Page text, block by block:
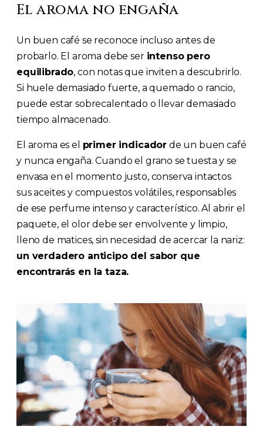
El aroma no engaña
Un buen café se reconoce incluso antes de
probarlo. El aroma debe ser intenso pero
equilibrado, con notas que inviten a descubrirlo.
Si huele demasiado fuerte, a quemado o rancio,
puede estar sobrecalentado o llevar demasiado
tiempo almacenado.
El aroma es el primer indicador de un buen café
y nunca engaña. Cuando el grano se tuesta y se
envasa en el momento justo, conserva intactos
sus aceites y compuestos volátiles, responsables
de ese perfume intenso y característico. Al abrir el
paquete, el olor debe ser envolvente y limpio,
lleno de matices, sin necesidad de acercar la nariz:
un verdadero anticipo del sabor que
encontrarás en la taza.